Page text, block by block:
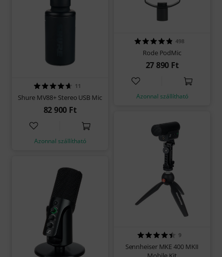
11
Shure MV88+ Stereo USB Mic
82 900 Ft
Azonnal szállítható
498
Rode PodMic
27 890 Ft
Azonnal szállítható
9
Sennheiser MKE 400 MKII